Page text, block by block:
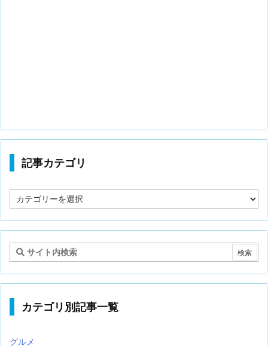
記事カテゴリ
事
テ
リ
カテゴリ別記事一覧
グルメ